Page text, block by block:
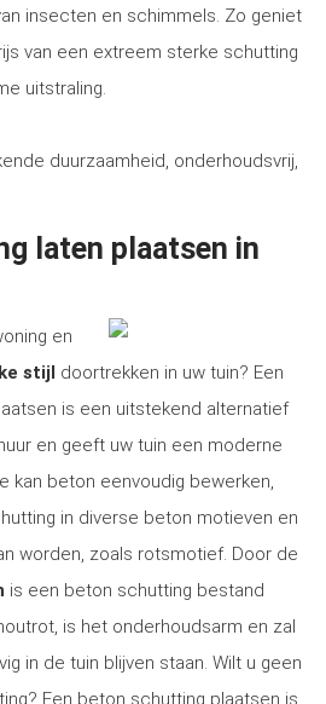
insecten en schimmels. Zo geniet
van een extreem sterke schutting
uitstraling.
duurzaamheid, onderhoudsvrij,
laten plaatsen in
en
stijl doortrekken in uw tuin? Een
is een uitstekend alternatief
en geeft uw tuin een moderne
kan beton eenvoudig bewerken,
in diverse beton motieven en
worden, zoals rotsmotief. Door de
is een beton schutting bestand
is het onderhoudsarm en zal
in de tuin blijven staan. Wilt u geen
Een beton schutting plaatsen is